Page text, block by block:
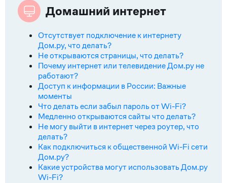
Домашний интернет
Отсутствует подключение к интернету
Дом.ру, что делать?
Не открываются страницы, что делать?
Почему интернет или телевидение Дом.ру не
работают?
Доступ к информации в России: Важные
моменты
Что делать если забыл пароль от Wi-Fi?
Медленно открываются сайты что делать?
Не могу выйти в интернет через роутер, что
делать?
Как подключиться к общественной Wi-Fi сети
Дом.ру?
Какие устройства могут использовать Дом.ру
Wi-Fi?